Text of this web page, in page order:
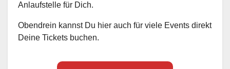
Anlaufstelle für Dich.
Obendrein kannst Du hier auch für viele Events direkt
Deine Tickets buchen.